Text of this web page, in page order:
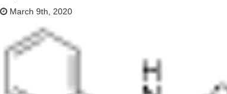
March 9th, 2020